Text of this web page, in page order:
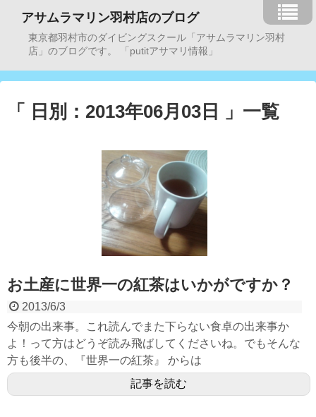
アサムラマリン羽村店のブログ
東京都羽村市のダイビングスクール「アサムラマリン羽村
店」のブログです。 「putitアサマリ情報」
「 日別：2013年06月03日 」一覧
お土産に世界一の紅茶はいかがですか？
2013/6/3
今朝の出来事。これ読んでまた下らない食卓の出来事か
よ！って方はどうぞ読み飛ばしてくださいね。でもそんな
方も後半の、『世界一の紅茶』 からは
記事を読む